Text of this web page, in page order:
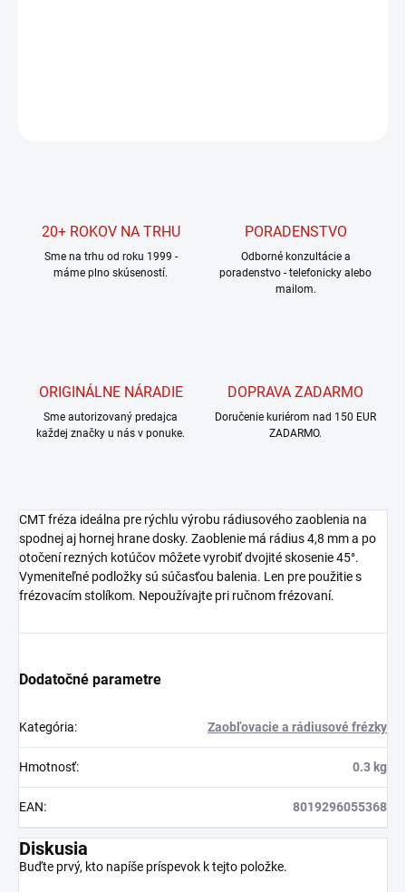
20+ ROKOV NA TRHU
Sme na trhu od roku 1999 -
máme plno skúseností.
PORADENSTVO
Odborné konzultácie a
poradenstvo - telefonicky alebo
mailom.
ORIGINÁLNE NÁRADIE
Sme autorizovaný predajca
každej značky u nás v ponuke.
DOPRAVA ZADARMO
Doručenie kuriérom nad 150 EUR
ZADARMO.
CMT fréza ideálna pre rýchlu výrobu rádiusového zaoblenia na
spodnej aj hornej hrane dosky. Zaoblenie má rádius 4,8 mm a po
otočení rezných kotúčov môžete vyrobiť dvojité skosenie 45°.
Vymeniteľné podložky sú súčasťou balenia. Len pre použitie s
frézovacím stolíkom. Nepoužívajte pri ručnom frézovaní.
Dodatočné parametre
Kategória: Zaobľovacie a rádiusové frézky
Hmotnosť: 0.3 kg
EAN: 8019296055368
Diskusia
Buďte prvý, kto napíše príspevok k tejto položke.